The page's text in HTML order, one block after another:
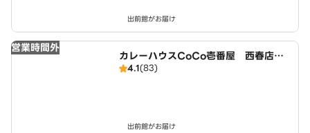
出前館がお届け
営業時間外
カレーハウスCoCo壱番屋 西春店（S
D）
4.1(83)
出前館がお届け